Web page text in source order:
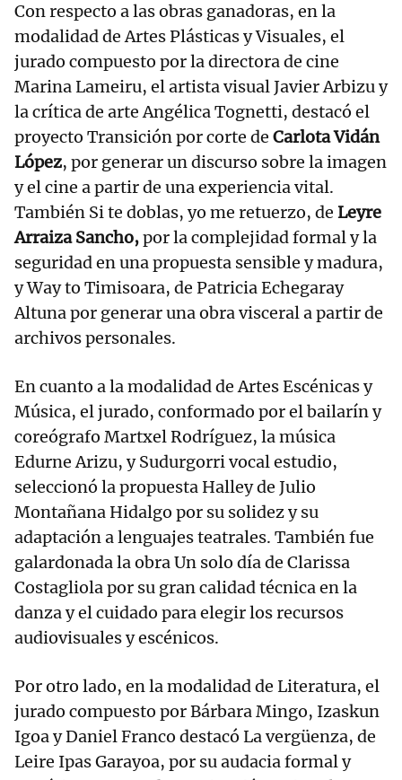
Con respecto a las obras ganadoras, en la
modalidad de Artes Plásticas y Visuales, el
jurado compuesto por la directora de cine
Marina Lameiru, el artista visual Javier Arbizu y
la crítica de arte Angélica Tognetti, destacó el
proyecto Transición por corte de Carlota Vidán
López, por generar un discurso sobre la imagen
y el cine a partir de una experiencia vital.
También Si te doblas, yo me retuerzo, de Leyre
Arraiza Sancho,por la complejidad formal y la
seguridad en una propuesta sensible y madura,
y Way to Timisoara, de Patricia Echegaray
Altuna por generar una obra visceral a partir de
archivos personales.
En cuanto a la modalidad de Artes Escénicas y
Música, el jurado, conformado por el bailarín y
coreógrafo Martxel Rodríguez, la música
Edurne Arizu, y Sudurgorri vocal estudio,
seleccionó la propuesta Halley de Julio
Montañana Hidalgo por su solidez y su
adaptación a lenguajes teatrales. También fue
galardonada la obra Un solo día de Clarissa
Costagliola por su gran calidad técnica en la
danza y el cuidado para elegir los recursos
audiovisuales y escénicos.
Por otro lado, en la modalidad de Literatura, el
jurado compuesto por Bárbara Mingo, Izaskun
Igoa y Daniel Franco destacó La vergüenza, de
Leire Ipas Garayoa, por su audacia formal y